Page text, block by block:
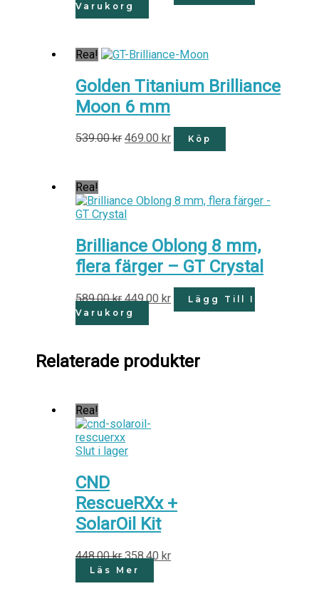
Varukorg
Rea!
Golden Titanium Brilliance
Moon 6 mm
539.00kr 469.00 kr Köp
Rea!
Brilliance Oblong 8 mm,
flera färger – GT Crystal
589.00kr 449.00kr
Lägg Till I
Varukorg
Relaterade produkter
Rea!
Slut i lager
CND
RescueRXx +
SolarOil Kit
448.00kr 358.40kr
Läs Mer